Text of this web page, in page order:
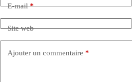
E-mail*
Site web
Ajouter un commentaire *